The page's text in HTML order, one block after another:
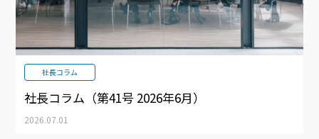
社長コラム
社長コラム（第41号 2026年6月）
2026.07.01